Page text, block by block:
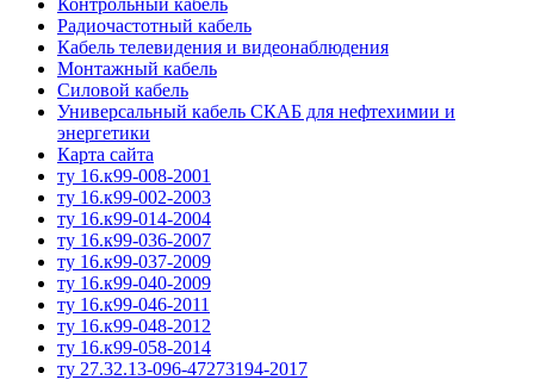
Радиочастотный кабель
Кабель телевидения и видеонаблюдения
Монтажный кабель
Силовой кабель
Универсальный кабель СКАБ для нефтехимии и
энергетики
Карта сайта
ту 16.к99-008-2001
ту 16.к99-002-2003
ту 16.к99-014-2004
ту 16.к99-036-2007
ту 16.к99-037-2009
ту 16.к99-040-2009
ту 16.к99-046-2011
ту 16.к99-048-2012
ту 16.к99-058-2014
ту 27.32.13-096-47273194-2017